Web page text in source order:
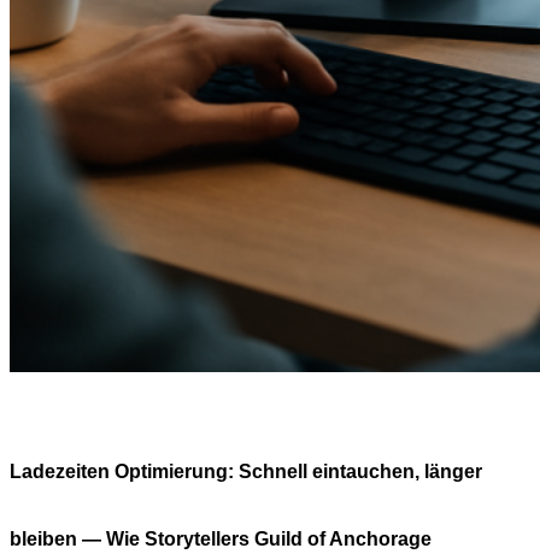
Ladezeiten Optimierung: Schnell eintauchen, länger
bleiben — Wie Storytellers Guild of Anchorage